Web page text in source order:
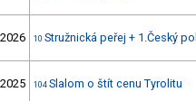
10 Stružnická peřej + 1.Český
104 Slalom o štít cenu Tyrolitu